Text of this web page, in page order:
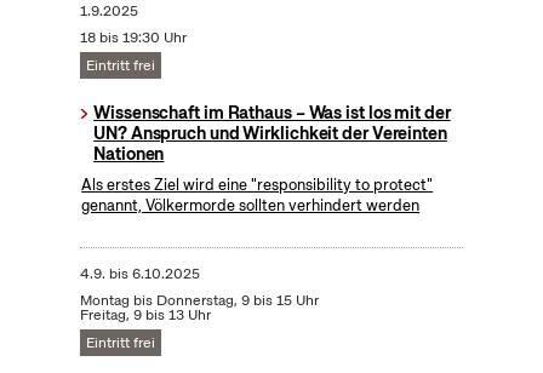
1.9.2025
18 bis 19:30 Uhr
Eintritt frei
Wissenschaft im Rathaus – Was ist los mit der
UN? Anspruch und Wirklichkeit der Vereinten
Nationen
Als erstes Ziel wird eine "responsibility to protect"
genannt, Völkermorde sollten verhindert werden
4.9. bis6.10.2025
Montag bis Donnerstag, 9 bis 15 Uhr
Freitag, 9 bis 13 Uhr
Eintritt frei